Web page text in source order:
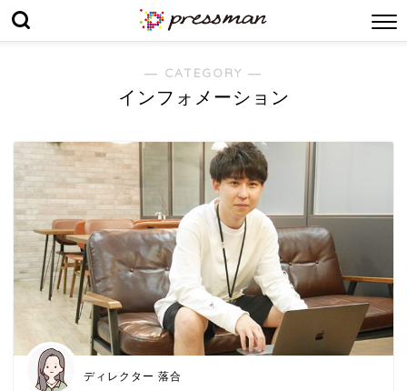
― CATEGORY ―
インフォメーション
ディレクター 落合